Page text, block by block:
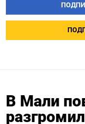
В Мали